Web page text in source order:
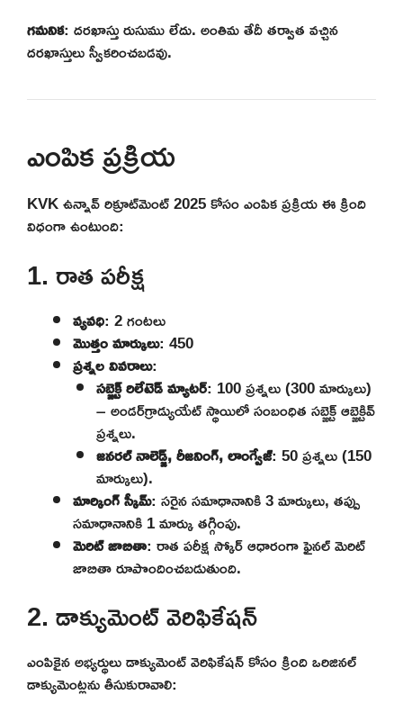
గమనిక: దరఖాస్తు రుసుము లేదు. అంతిమ తేదీ తర్వాత వచ్చిన
దరఖాస్తులు స్వీకరించబడవు.
ఎంపిక ప్రక్రియ
KVK ఉన్నావ్ రిక్రూట్‌మెంట్ 2025 కోసం ఎంపిక ప్రక్రియ ఈ క్రింది
విధంగా ఉంటుంది:
1. రాత పరీక్ష
వ్యవధి: 2 గంటలు
మొత్తం మార్కులు: 450
ప్రశ్నల వివరాలు:
సబ్జెక్ట్ రిలేటెడ్ మ్యాటర్: 100 ప్రశ్నలు (300 మార్కులు)
– అండర్‌గ్రాడ్యుయేట్ స్థాయిలో సంబంధిత సబ్జెక్ట్ ఆబ్జెక్టివ్
ప్రశ్నలు.
జనరల్ నాలెడ్జ్, రీజనింగ్, లాంగ్వేజ్: 50 ప్రశ్నలు (150
మార్కులు).
మార్కింగ్ స్కీమ్: సరైన సమాధానానికి 3 మార్కులు, తప్పు
సమాధానానికి 1 మార్కు తగ్గింపు.
మెరిట్ జాబితా: రాత పరీక్ష స్కోర్ ఆధారంగా ఫైనల్ మెరిట్
జాబితా రూపొందించబడుతుంది.
2. డాక్యుమెంట్ వెరిఫికేషన్
ఎంపికైన అభ్యర్థులు డాక్యుమెంట్ వెరిఫికేషన్ కోసం క్రింది ఒరిజినల్
డాక్యుమెంట్లను తీసుకురావాలి: